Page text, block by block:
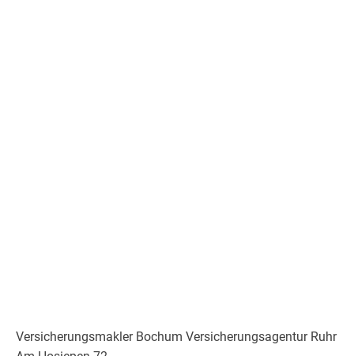
Versicherungsmakler Bochum Versicherungsagentur Ruhr